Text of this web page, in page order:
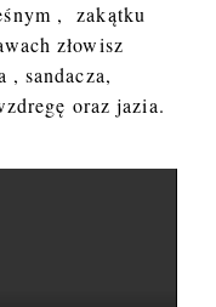
, zakątku
złowisz
, sandacza,
oraz jazia.